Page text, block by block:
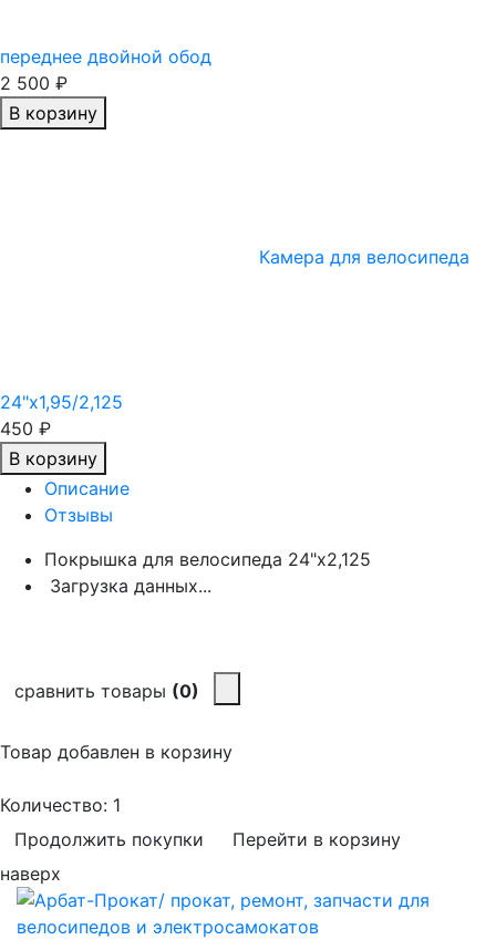
переднее двойной обод
2 500 ₽
В корзину
Камера для велосипеда
24"х1,95/2,125
450 ₽
В корзину
Описание
Отзывы
Покрышка для велосипеда 24"х2,125
Загрузка данных...
сравнить товары (0)
Товар добавлен в корзину
Количество: 1
Продолжить покупки
Перейти в корзину
наверх